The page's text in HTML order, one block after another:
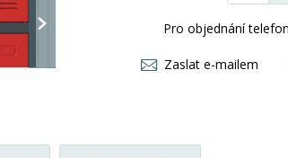
Pro objednání
Zaslat e-mailem